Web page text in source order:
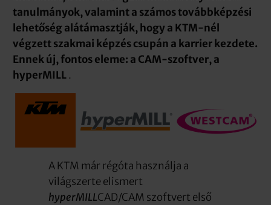
tanulmányok, valamint a számos továbbképzési
lehetőség alátámasztják, hogy a KTM-nél
végzett szakmai képzés csupán a karrier kezdete.
Ennek új, fontos eleme: a CAM-szoftver, a
hyperMILL .
A KTM már régóta használja a
világszerte elismert
hyperMILLCAD/CAM szoftvert első